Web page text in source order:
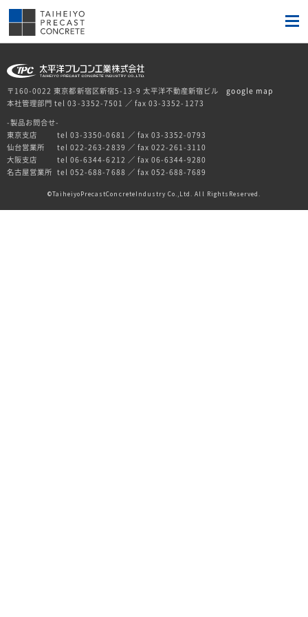
〒160-0022 東京都新宿区新宿5-13-9 太平洋不動産新宿ビルgoogle map
本社管理部門 tel 03-3352-7501 ／ fax 03-3352-1273
-製品お問合せ-
東京支店
tel 03-3350-0681 ／ fax 03-3352-0793
仙台営業所
tel 022-263-2839 ／ fax 022-261-3110
大阪支店
tel 06-6344-6212 ／ fax 06-6344-9280
名古屋営業所
tel 052-688-7688 ／ fax 052-688-7689
TaiheiyoPrecastConcreteIndustry Co.,Ltd. All RightsReserved.